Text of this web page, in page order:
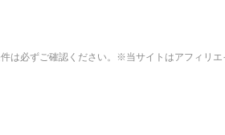
」ニートワイ「ったく…しゃーねーな…ｺ
は必ずご確認ください。※当サイトはアフィリエ